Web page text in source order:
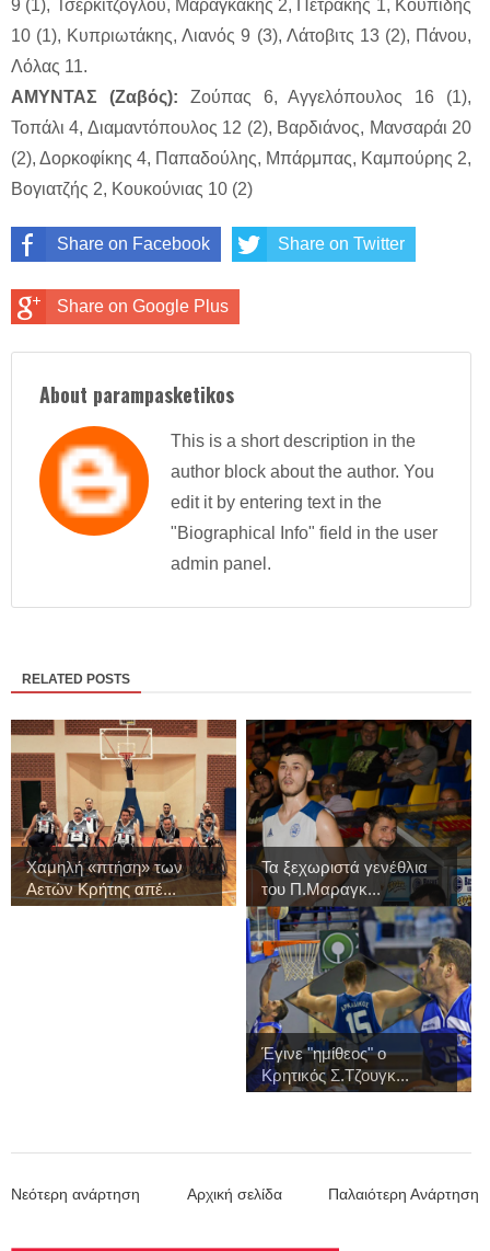
9 (1), Τσερκιτζόγλου, Μαραγκάκης 2, Πετράκης 1, Κουπίδης
10 (1), Κυπριωτάκης, Λιανός 9 (3), Λάτοβιτς 13 (2), Πάνου,
Λόλας 11.
ΑΜΥΝΤΑΣ (Ζαβός): Ζούπας 6, Αγγελόπουλος 16 (1),
Τοπάλι 4, Διαμαντόπουλος 12 (2), Βαρδιάνος, Μανσαράι 20
(2), Δορκοφίκης 4, Παπαδούλης, Μπάρμπας, Καμπούρης 2,
Βογιατζής 2, Κουκούνιας 10 (2)
Share on Facebook Share on Twitter
Share on Google Plus
About parampasketikos
This is a short description in the
author block about the author. You
edit it by entering text in the
"Biographical Info" field in the user
admin panel.
RELATED POSTS
Χαμηλή «πτήση» των
Αετών Κρήτης απέ...
Τα ξεχωριστά γενέθλια
του Π.Μαραγκ...
Έγινε "ημίθεος" ο
Κρητικός Σ.Τζουγκ...
Νεότερη ανάρτηση Παλαιότερη Ανάρτηση
Αρχική σελίδα